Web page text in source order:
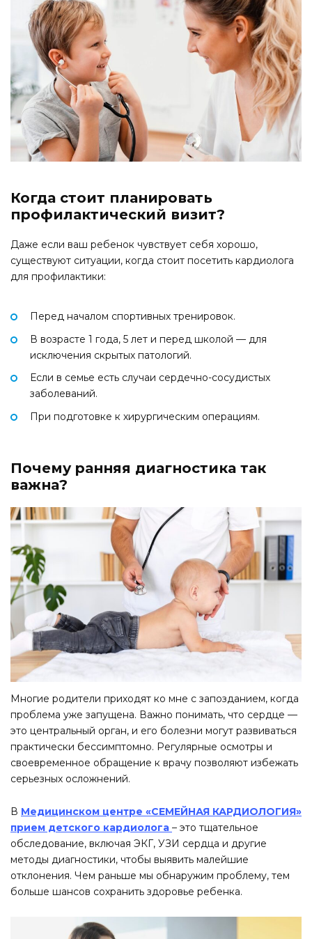
Когда стоит планировать
профилактический визит?
Даже если ваш ребенок чувствует себя хорошо,
существуют ситуации, когда стоит посетить кардиолога
для профилактики:
Перед началом спортивных тренировок.
В возрасте 1 года, 5 лет и перед школой — для
исключения скрытых патологий.
Если в семье есть случаи сердечно-сосудистых
заболеваний.
При подготовке к хирургическим операциям.
Почему ранняя диагностика так
важна?
Многие родители приходят ко мне с запозданием, когда
проблема уже запущена. Важно понимать, что сердце —
это центральный орган, и его болезни могут развиваться
практически бессимптомно. Регулярные осмотры и
своевременное обращение к врачу позволяют избежать
серьезных осложнений.
В Медицинском центре «СЕМЕЙНАЯ КАРДИОЛОГИЯ»
прием детского кардиолога – это тщательное
обследование, включая ЭКГ, УЗИ сердца и другие
методы диагностики, чтобы выявить малейшие
отклонения. Чем раньше мы обнаружим проблему, тем
больше шансов сохранить здоровье ребенка.